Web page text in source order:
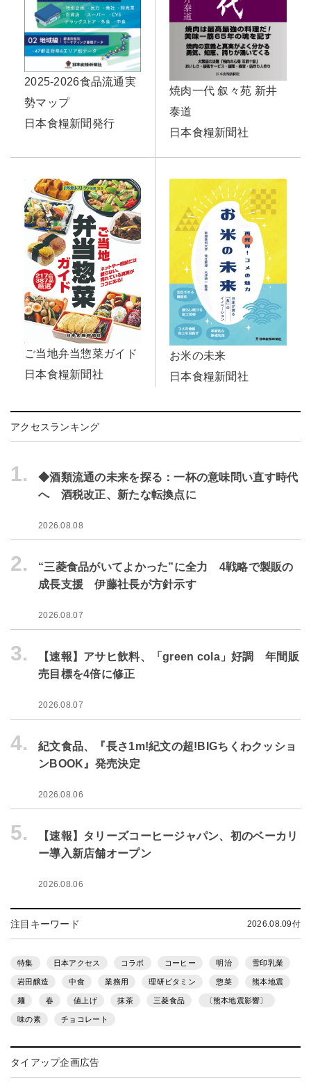
2025-2026食品流通実
勢マップ
日本食糧新聞発行
焼肉一代 叙々苑 新井
泰道
日本食糧新聞社
ご当地弁当惣菜ガイド
日本食糧新聞社
お米の未来
日本食糧新聞社
アクセスランキング
1.
◆酒類流通の未来を探る：一杯の意味問い直す時代
へ 酒税改正、新たな転換点に
2026.08.08
2.
“三菱食品がいてよかった”に全力 4戦略で製販の
成長支援 伊藤社長が方針示す
2026.08.07
3.
【速報】アサヒ飲料、「green cola」好調 年間販
売目標を4倍に修正
2026.08.07
4.
紀文食品、『長さ1m!紀文の超!BIGちくわクッショ
ンBOOK』発売決定
2026.08.06
5.
【速報】タリーズコーヒージャパン、初のベーカリ
ー導入新店舗オープン
2026.08.06
注目キーワード 2026.08.09付
特集 日本アクセス コラボ コーヒー 明治 雪印乳業
岩田醸造 中食 業務用 理研ビタミン 惣菜 熊本地震
麺 春 値上げ 抹茶 三菱食品 〔熊本地震影響〕
味の素 チョコレート
タイアップ企画広告